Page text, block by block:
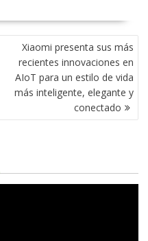
Xiaomi presenta sus más
recientes innovaciones en
AIoT para un estilo de vida
más inteligente, elegante y
conectado